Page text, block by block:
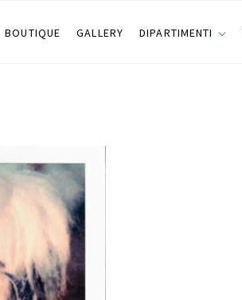
BOUTIQUE GALLERY DIPARTIMENTI